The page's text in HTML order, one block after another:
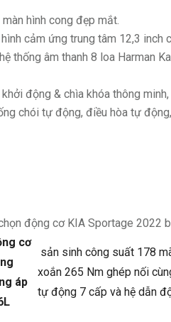
hình cong đẹp mắt.
cảm ứng trung tâm 12,3 inch
thống âm thanh 8 loa Harman
động & chìa khóa thông
chói tự động, điều hòa tự
động cơ KIA Sportage 2022
cơ
áp
sản sinh công suất 178
xoắn 265 Nm ghép nối
tự động 7 cấp và hệ dẫn